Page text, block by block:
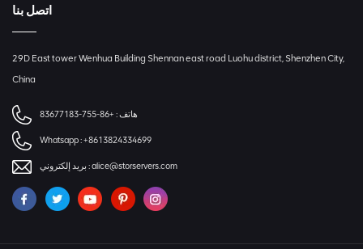
اتصل بنا
29D East tower Wenhua Building Shennan east road Luohu district, Shenzhen City,
China
هاتف : +86-755-83677183
Whatsapp :+8613824334699
بريد إلكتروني :alice@storservers.com